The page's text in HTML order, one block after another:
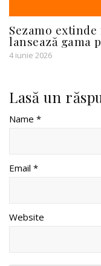
Sezamo
lansează gama
4 iunie 2026
Lasă un
Name *
Email *
Website